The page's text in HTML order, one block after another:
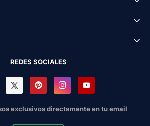
REDES SOCIALES
exclusivos directamente en tu email